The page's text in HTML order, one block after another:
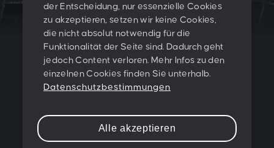
der Entscheidung, nur essenzielle Cookies
zu akzeptieren, setzen wir keine Cookies,
die nicht absolut notwendig für die
Funktionalität der Seite sind. Dadurch geht
jedoch Content verloren. Mehr Infos zu den
einzelnen Cookies finden Sie unterhalb.
Datenschutzbestimmungen
Alle akzeptieren
LET'S CREATE
SOMETHING
TOGETHER!
PESCHKE DESIGN GMBH
Sternwartestraße 62-64